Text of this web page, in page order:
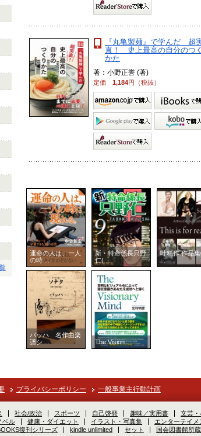
『丸亀製麺』で学んだ 超
直！ 史上最高の自分のつ
かた
著：小野正誉 (著)
定価 1,184円（税抜）
運命の人は、一人
の時 ...
新・特命係長只野
仁( ...
叶精作 作品
...
バッハ 名作曲楽
譜シ ...
The Vision ...
プライバシーポリシー 一般事業主行動計画
社会/政治 スポーツ 自己啓発 趣味／実用書 文芸・
ベル
健康・ダイエット イラスト・写真集 エンターテイメ
復刊シリーズ
kindle unlimited セット 国会図書館所